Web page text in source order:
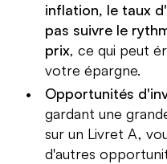
inflation, le taux
pas suivre le
prix, ce qui peut
votre épargne.
Opportunités
gardant une
sur un Livret A,
d'autres